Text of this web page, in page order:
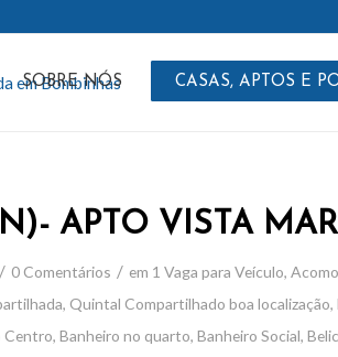
SOBRE NÓS CASAS, APTOS E
APTO VISTA
/ 0 Comentários / em 1 Vaga para Veículo,
, Quintal Compartilhado boa localização,
Centro, Banheiro no quarto, Banheiro Social,